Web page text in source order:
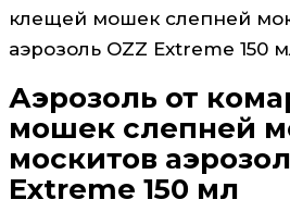
клещей мошек слепней
аэрозоль OZZ Extreme 150
Аэрозоль от
мошек слепней
москитов
Extreme 150 мл